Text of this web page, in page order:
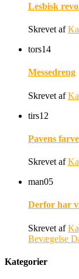
Lesbisk
Skrevet af
tors14
Messedreng
Skrevet af
tirs12
Pavens
Skrevet af
man05
Derfor har
Skrevet af
Bevægelse
Kategorier